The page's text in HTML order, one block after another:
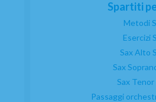
Spartiti
Metodi
Esercizi
Sax Alto
Sax
Sax Tenor
Passaggi